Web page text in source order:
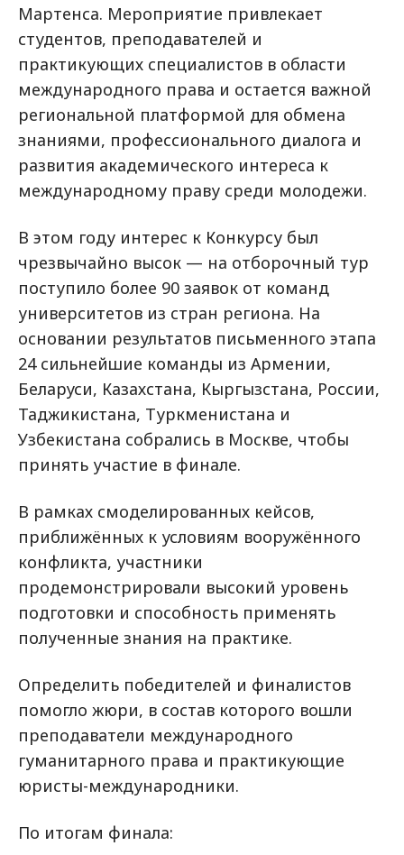
Мартенса. Мероприятие привлекает
студентов, преподавателей и
практикующих специалистов в области
международного права и остается важной
региональной платформой для обмена
знаниями, профессионального диалога и
развития академического интереса к
международному праву среди молодежи.
В этом году интерес к Конкурсу был
чрезвычайно высок — на отборочный тур
поступило более 90 заявок от команд
университетов из стран региона. На
основании результатов письменного этапа
24 сильнейшие команды из Армении,
Беларуси, Казахстана, Кыргызстана, России,
Таджикистана, Туркменистана и
Узбекистана собрались в Москве, чтобы
принять участие в финале.
В рамках смоделированных кейсов,
приближённых к условиям вооружённого
конфликта, участники
продемонстрировали высокий уровень
подготовки и способность применять
полученные знания на практике.
Определить победителей и финалистов
помогло жюри, в состав которого вошли
преподаватели международного
гуманитарного права и практикующие
юристы-международники.
По итогам финала: